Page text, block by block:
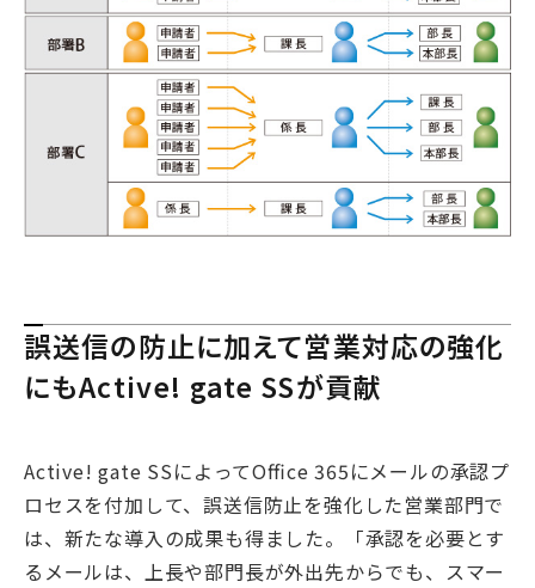
誤送信の防止に加えて営業対応の強化
にもActive! gate SSが貢献
Active! gate SSによってOﬃce 365にメールの承認プ
ロセスを付加して、誤送信防止を強化した営業部門で
は、新たな導入の成果も得ました。「承認を必要とす
るメールは、上長や部門長が外出先からでも、スマー